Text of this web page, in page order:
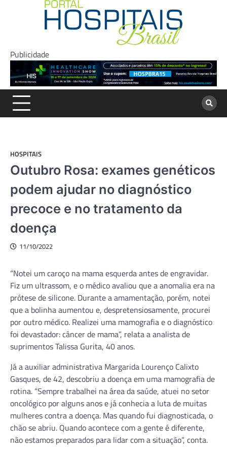
Publicidade
HOSPITAIS
Outubro Rosa: exames genéticos
podem ajudar no diagnóstico
precoce e no tratamento da
doença
11/10/2022
“Notei um caroço na mama esquerda antes de engravidar.
Fiz um ultrassom, e o médico avaliou que a anomalia era na
prótese de silicone. Durante a amamentação, porém, notei
que a bolinha aumentou e, despretensiosamente, procurei
por outro médico. Realizei uma mamografia e o diagnóstico
foi devastador: câncer de mama”, relata a analista de
suprimentos Talissa Gurita, 40 anos.
Já a auxiliar administrativa Margarida Lourenço Calixto
Gasques, de 42, descobriu a doença em uma mamografia de
rotina. “Sempre trabalhei na área da saúde, atuei no setor
oncológico por alguns anos e já conhecia a luta de muitas
mulheres contra a doença. Mas quando fui diagnosticada, o
chão se abriu. Quando acontece com a gente é diferente,
não estamos preparados para lidar com a situação”, conta.